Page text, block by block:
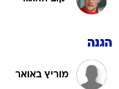
הגנה
מוריץ באואר